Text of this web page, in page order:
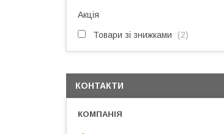
Акція
Товари зі знижками 2
КОНТАКТИ